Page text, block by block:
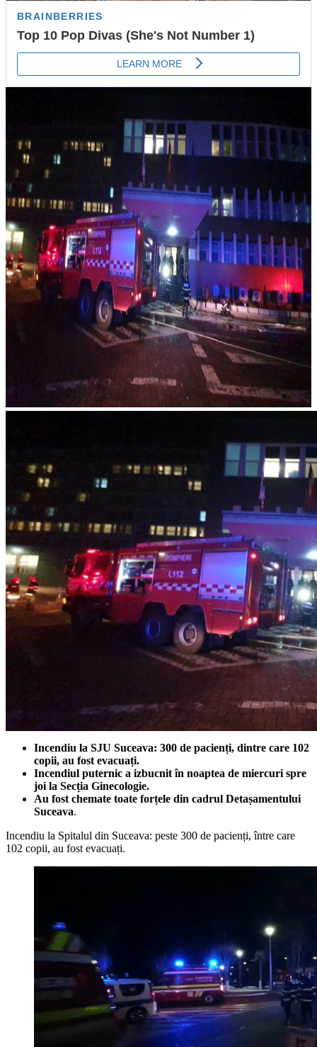
Incendiu la SJU Suceava: 300 de pacienți, dintre care 102
copii, au fost evacuați.
Incendiul puternic a izbucnit în noaptea de miercuri spre
joi la Secția Ginecologie.
Au fost chemate toate forțele din cadrul Detașamentului
Suceava.
Incendiu la Spitalul din Suceava: peste 300 de pacienți, între care
102 copii, au fost evacuați.